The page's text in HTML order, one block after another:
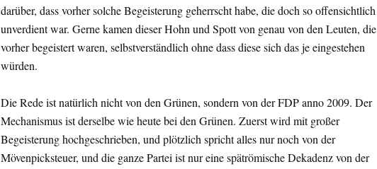
darüber, dass vorher solche Begeisterung geherrscht habe, die doch so offensichtlich
unverdient war. Gerne kamen dieser Hohn und Spott von genau von den Leuten, die
vorher begeistert waren, selbstverständlich ohne dass diese sich das je eingestehen
würden.
Die Rede ist natürlich nicht von den Grünen, sondern von der FDP anno 2009. Der
Mechanismus ist derselbe wie heute bei den Grünen. Zuerst wird mit großer
Begeisterung hochgeschrieben, und plötzlich spricht alles nur noch von der
Mövenpicksteuer, und die ganze Partei ist nur eine spätrömische Dekadenz von der